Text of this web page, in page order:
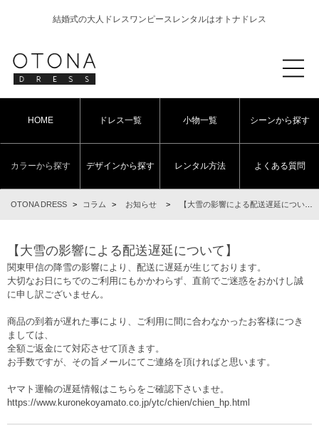
結婚式の大人ドレスワンピースレンタルはオトナドレス
HOME ドレス一覧 小物一覧 シーンから探す
カラーから探す デザインから探す レンタル方法 よくある質問
OTONA DRESS > コラム > お知らせ > 【大雪の影響による配送遅延について】
【大雪の影響による配送遅延について】
関東甲信の降雪の影響により、配送に遅延が生じております。
大切なお日にちでのご利用にもかかわらず、直前でご迷惑をおかけし誠
に申し訳ございません。
商品の到着が遅れた事により、ご利用に間に合わなかったお客様につき
ましては、
全額ご返金にて対応させて頂きます。
お手数ですが、その旨メールにてご連絡を頂ければと思います。
ヤマト運輸の遅延情報はこちらをご確認下さいませ。
https://www.kuronekoyamato.co.jp/ytc/chien/chien_hp.html